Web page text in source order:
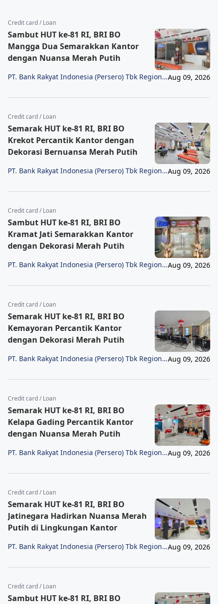
Credit card / Loan
Sambut HUT ke-81 RI, BRI BO
Mangga Dua Semarakkan Kantor
dengan Nuansa Merah Putih
PT. Bank Rakyat Indonesia (Persero) Tbk Region
Aug 09, 2026
Credit card / Loan
Semarak HUT ke-81 RI, BRI BO
Krekot Percantik Kantor dengan
Dekorasi Bernuansa Merah Putih
PT. Bank Rakyat Indonesia (Persero) Tbk Region
Aug 09, 2026
Credit card / Loan
Sambut HUT ke-81 RI, BRI BO
Kramat Jati Semarakkan Kantor
dengan Dekorasi Merah Putih
PT. Bank Rakyat Indonesia (Persero) Tbk Region
Aug 09, 2026
Credit card / Loan
Semarak HUT ke-81 RI, BRI BO
Kemayoran Percantik Kantor
dengan Dekorasi Merah Putih
PT. Bank Rakyat Indonesia (Persero) Tbk Region
Aug 09, 2026
Credit card / Loan
Semarak HUT ke-81 RI, BRI BO
Kelapa Gading Percantik Kantor
dengan Nuansa Merah Putih
PT. Bank Rakyat Indonesia (Persero) Tbk Region
Aug 09, 2026
Credit card / Loan
Semarak HUT ke-81 RI, BRI BO
Jatinegara Hadirkan Nuansa Merah
Putih di Lingkungan Kantor
PT. Bank Rakyat Indonesia (Persero) Tbk Region
Aug 09, 2026
Credit card / Loan
Sambut HUT ke-81 RI, BRI BO